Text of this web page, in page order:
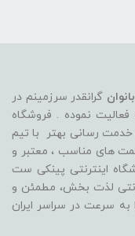
بانوان گرانقدر سرزمینم در
نموده . فروشگاه
رسانی بهتر با تیم
های مناسب ، معتبر و
اینترنتی پینکی ست
لذت بخش، مطمئن و
به سرعت در سراسر ایران